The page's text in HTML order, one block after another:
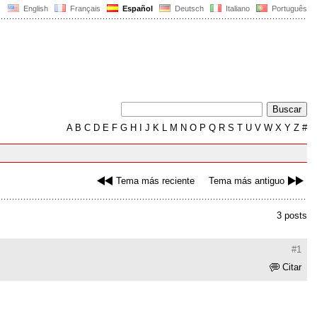
English Français Español Deutsch Italiano Português
AB C D E F G H J K L M N O P Q R S T U V W X Y Z #
Tema más reciente Tema más antiguo
3 posts
#1
Citar